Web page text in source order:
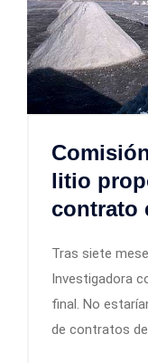
litio
contrato
Tras siete
Investigadora
final. No
de contratos